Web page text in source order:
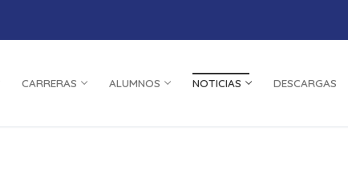
CARRERAS ALUMNOS NOTICIAS DESCARGAS